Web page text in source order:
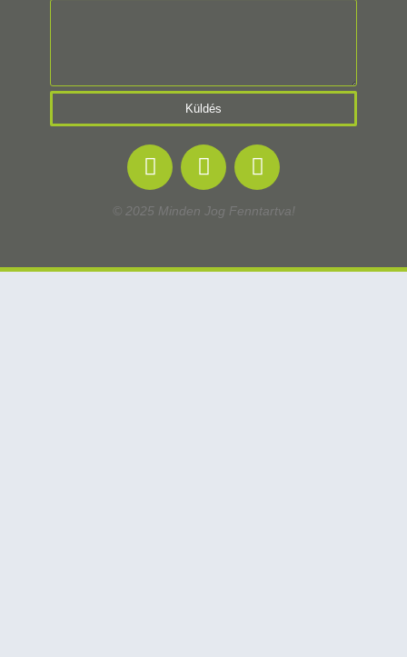
Küldés
© 2025 Minden Jog Fenntartva!